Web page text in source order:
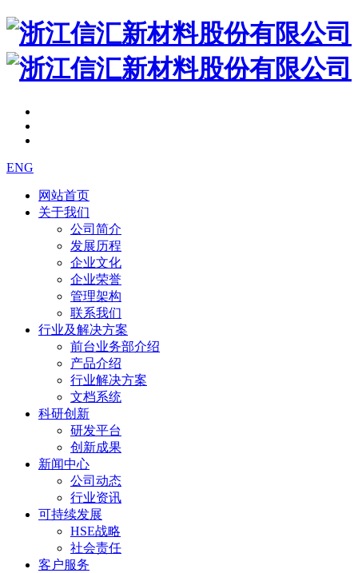
ENG
网站首页
关于我们
公司简介
发展历程
企业文化
企业荣誉
管理架构
联系我们
行业及解决方案
前台业务部介绍
产品介绍
行业解决方案
文档系统
科研创新
研发平台
创新成果
新闻中心
公司动态
行业资讯
可持续发展
HSE战略
社会责任
客户服务